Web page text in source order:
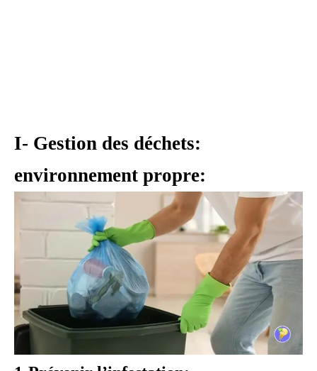
I- Gestion des déchets:
environnement propre: